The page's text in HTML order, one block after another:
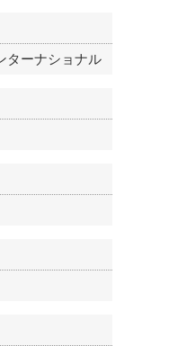
ターナショナル